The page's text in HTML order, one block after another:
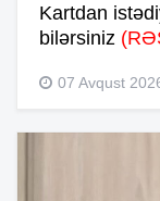
Kartdan
bilərsiniz
07 Avqust